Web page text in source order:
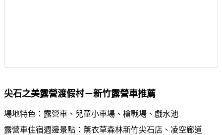
尖石之美露營渡假村－新竹露營車推薦
場地特色：露營車、兒童小車場、槍戰場、戲水池
露營車住宿週邊景點：薰衣草森林新竹尖石店、凌空廊道